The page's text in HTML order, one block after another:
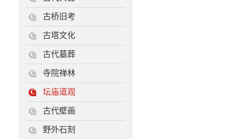
C 古桥旧考
C 古塔文化
C 古代墓葬
C 寺院禅林
C 坛庙道观
C 古代壁画
C 野外石刻